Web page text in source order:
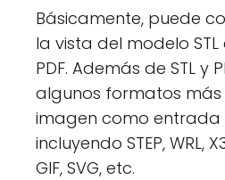
Básicamente, puede
la vista del modelo
PDF. Además de STL y
algunos formatos
imagen como entrada
incluyendo STEP, WRL,
GIF, SVG, etc.